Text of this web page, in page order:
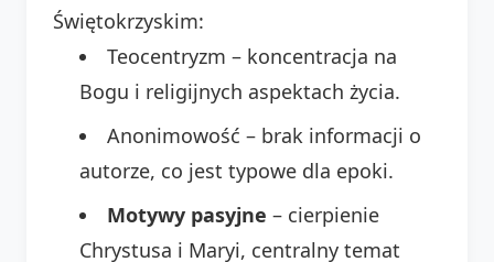
Świętokrzyskim:
Teocentryzm – koncentracja na
Bogu i religijnych aspektach życia.
Anonimowość – brak informacji o
autorze, co jest typowe dla epoki.
Motywy pasyjne – cierpienie
Chrystusa i Maryi, centralny temat